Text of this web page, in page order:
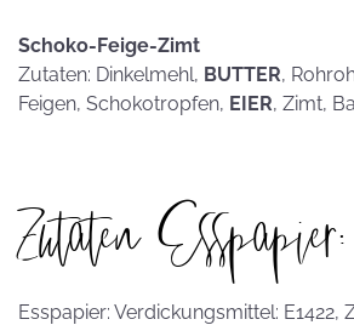
Schoko-Feige-Zimt
Zutaten: Dinkelmehl, BUTTER,
Feigen, Schokotropfen, EIER, Zimt,
Zutaten Esspapier:
Esspapier: Verdickungsmittel: E1422,